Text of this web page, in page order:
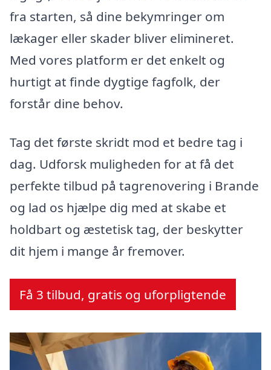
fra starten, så dine bekymringer om
lækager eller skader bliver elimineret.
Med vores platform er det enkelt og
hurtigt at finde dygtige fagfolk, der
forstår dine behov.
Tag det første skridt mod et bedre tag i
dag. Udforsk muligheden for at få det
perfekte tilbud på tagrenovering i Brande
og lad os hjælpe dig med at skabe et
holdbart og æstetisk tag, der beskytter
dit hjem i mange år fremover.
Få 3 tilbud, gratis og uforpligtende